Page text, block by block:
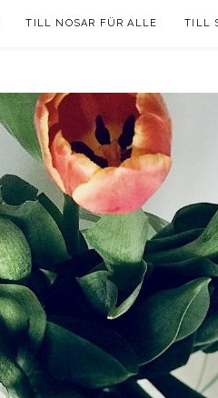
TILL NOSAR FÜR ALLE TILL